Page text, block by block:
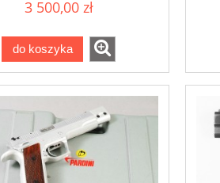
3 500,00 zł
do koszyka